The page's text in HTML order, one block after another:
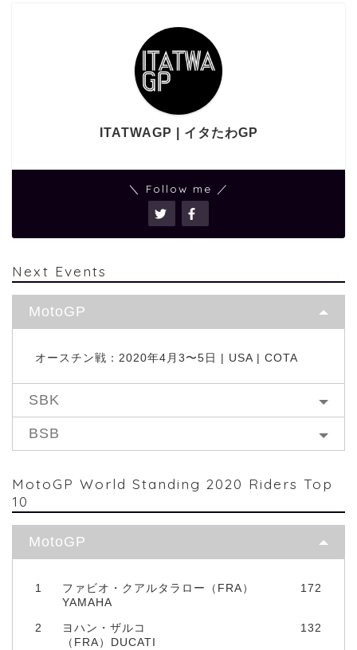
ITATWAGP | イタたわGP
＼ Follow me ／
Next Events
MotoGP
オースチン戦：2020年4月3〜5日 | USA | COTA
SBK
BSB
MotoGP World Standing 2020 Riders Top
10
MotoGP
1
ファビオ・クアルタラロー（FRA）
YAMAHA
172
2
ヨハン・ザルコ
（FRA）DUCATI
132